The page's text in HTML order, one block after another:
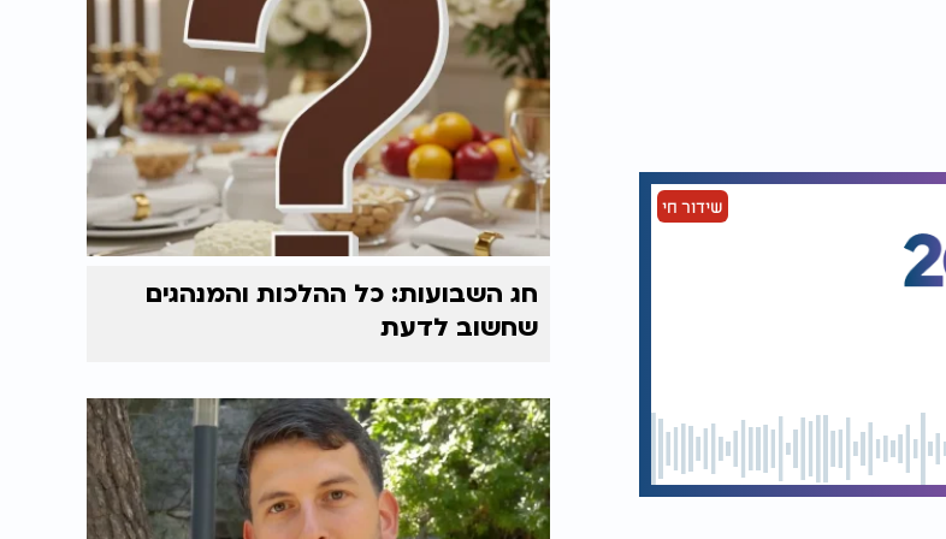
שידור חי
חג השבועות: כל ההלכות והמנהגים
שחשוב לדעת